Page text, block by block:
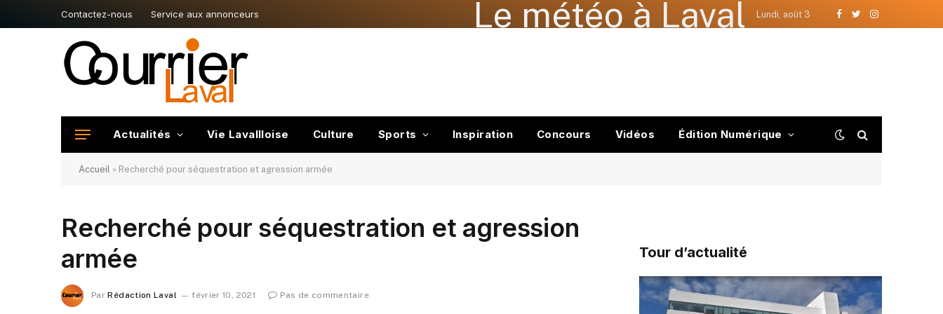
Contactez-nous Service aux annonceurs Le météo à Laval Lundi, août 3
Facebook
TwitterInstagram
Actualités Vie Lavallloise Culture Sports Inspiration Concours Vidéos Édition Numérique
Accueil » Recherché pour séquestration et agression armée
Recherché pour séquestration et agression
armée
Par Rédaction Laval février 10, 2021 Pas de commentaire
Tour d’actualité